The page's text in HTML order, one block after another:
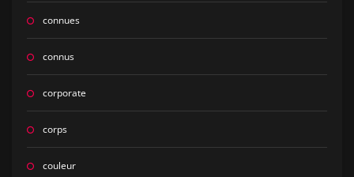
connues
connus
corporate
corps
couleur